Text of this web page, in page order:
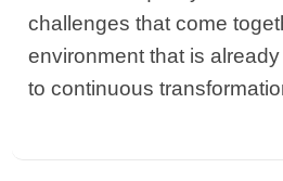
challenges that come
environment that is
to continuous